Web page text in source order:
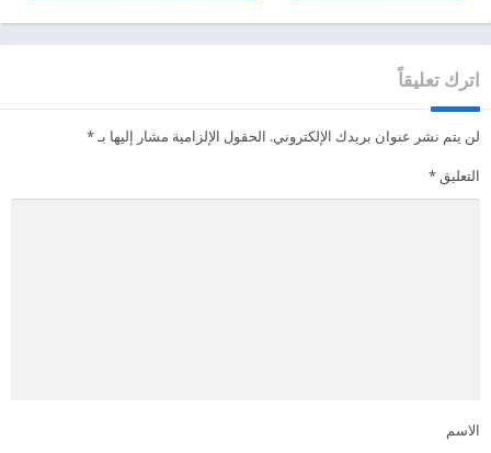
اترك تعليقاً
لن يتم نشر عنوان بريدك الإلكتروني. الحقول الإلزامية مشار إليها بـ*
التعليق*
الاسم